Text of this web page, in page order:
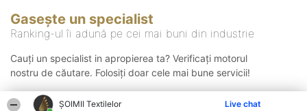
ȘOIMII Textilelor Live chat
Gasește un specialist
Ranking-ul îi adună pe cei mai buni din industrie
Cauți un specialist in apropierea ta? Verificați motorul
nostru de căutare. Folosiți doar cele mai bune servicii!